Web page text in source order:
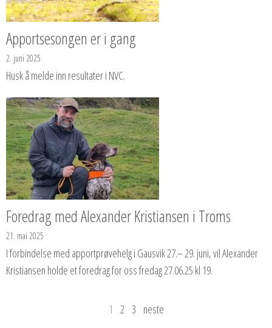
Apportsesongen er i gang
2. juni 2025
Husk å melde inn resultater i NVC.
Foredrag med Alexander Kristiansen i Troms
21. mai 2025
I forbindelse med apportprøvehelg i Gausvik 27.– 29. juni, vil Alexander
Kristiansen holde et foredrag for oss fredag 27.06.25 kl 19.
1 2 3 neste